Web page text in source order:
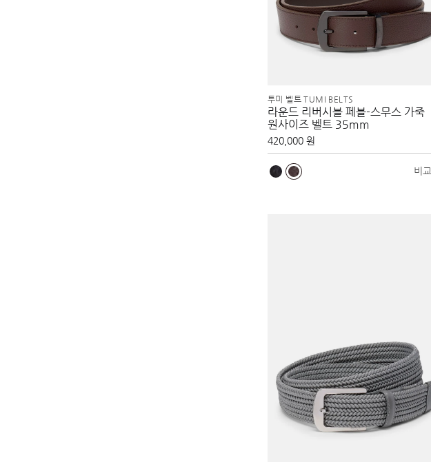
투미 벨트 TUMI BELTS
라운드 리버시블 페블-스무스 가죽
원사이즈 벨트 35mm
420,000 원
비교